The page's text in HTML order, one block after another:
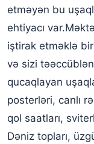
etməyən bu
ehtiyacı
iştirak etməklə
və sizi
qucaqlayan
posterləri, canlı
qol saatları,
Dəniz topları,